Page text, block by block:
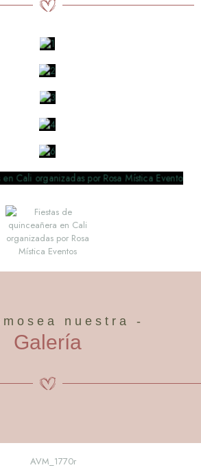
nuestra -
Galería